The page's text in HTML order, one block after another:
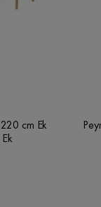
cm Ek